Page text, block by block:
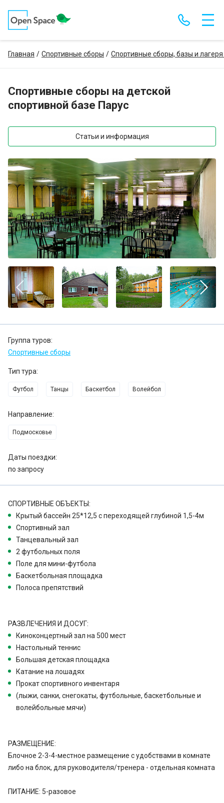
Главная Спортивные сборы Спортивные сборы, базы и
Спортивные сборы на детской
спортивной базе Парус
Статьи и информация
Группа туров:
Спортивные сборы
Тип тура:
Футбол Танцы Баскетбол Волейбол
Направление:
Подмосковье
Даты поездки:
по запросу
СПОРТИВНЫЕ ОБЪЕКТЫ:
Крытый бассейн 25*12,5 с переходящей глубиной 1,5-4м
Спортивный зал
Танцевальный зал
2 футбольных поля
Поле для мини-футбола
Баскетбольная площадка
Полоса препятствий
РАЗВЛЕЧЕНИЯ И ДОСУГ:
Киноконцертный зал на 500 мест
Настольный теннис
Большая детская площадка
Катание на лошадях
Прокат спортивного инвентаря
(лыжи, санки, снегокаты, футбольные, баскетбольные и
волейбольные мячи)
РАЗМЕЩЕНИЕ:
Блочное 2-3-4-местное размещение с удобствами в комнате
либо на блок, для руководителя/тренера - отдельная комната
ПИТАНИЕ: 5-разовое